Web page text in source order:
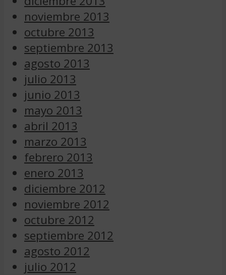
noviembre 2013
octubre 2013
septiembre 2013
agosto 2013
julio 2013
junio 2013
mayo 2013
abril 2013
marzo 2013
febrero 2013
enero 2013
diciembre 2012
noviembre 2012
octubre 2012
septiembre 2012
agosto 2012
julio 2012